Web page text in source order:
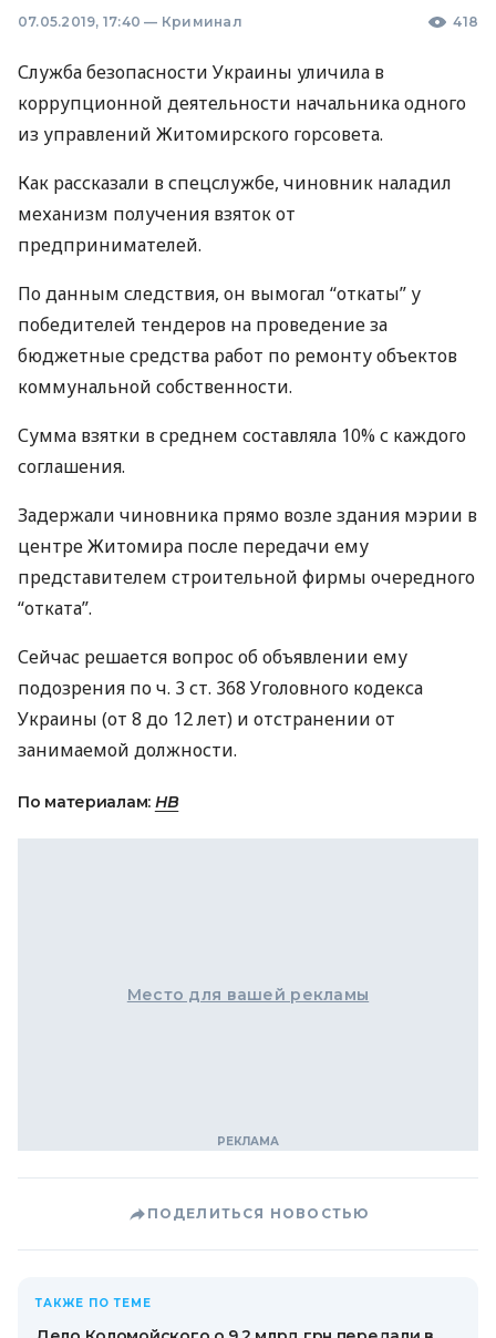
07.05.2019, 17:40 — Криминал 418
Служба безопасности Украины уличила в
коррупционной деятельности начальника одного
из управлений Житомирского горсовета.
Как рассказали в спецслужбе, чиновник наладил
механизм получения взяток от
предпринимателей.
По данным следствия, он вымогал “откаты” у
победителей тендеров на проведение за
бюджетные средства работ по ремонту объектов
коммунальной собственности.
Сумма взятки в среднем составляла 10% с каждого
соглашения.
Задержали чиновника прямо возле здания мэрии в
центре Житомира после передачи ему
представителем строительной фирмы очередного
“отката”.
Сейчас решается вопрос об объявлении ему
подозрения по ч. 3 ст. 368 Уголовного кодекса
Украины (от 8 до 12 лет) и отстранении от
занимаемой должности.
По материалам: НВ
Место для вашей рекламы
ПОДЕЛИТЬСЯ НОВОСТЬЮ
ТАКЖЕ ПО ТЕМЕ